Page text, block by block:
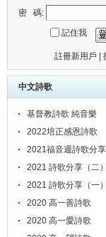
密 碼:
記住我
註冊新用戶
中文詩歌
基督教詩歌 純音樂
2022培正感恩詩歌
2021福音週詩歌分享
2021 詩歌分享（二）
2021 詩歌分享（一）
2020 高一善詩歌
2020 高一愛詩歌